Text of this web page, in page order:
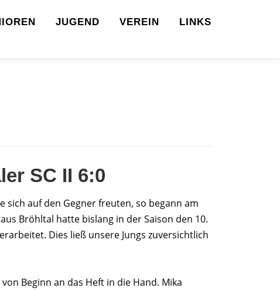
JUGEND VEREIN LINKS
SC II 6:0
sich auf den Gegner freuten, so begann am
Bröhltal hatte bislang in der Saison den 10.
Dies ließ unsere Jungs zuversichtlich
Beginn an das Heft in die Hand. Mika